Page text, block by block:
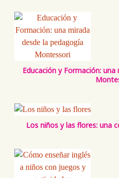
Educación y Formación:
Los niños y las flores: una